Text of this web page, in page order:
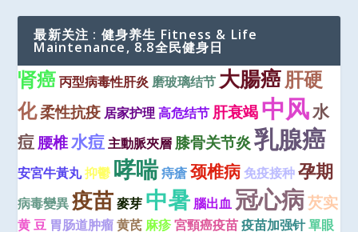
最新关注 : 健身养生 Fitness & Life
Maintenance, 8.8全民健身日
肾癌 丙型病毒性肝炎 磨玻璃结节 大腸癌肝硬
化柔性抗疫 居家护理 高危结节 肝衰竭中风水
痘腰椎水痘 主動脈夾層 膝骨关节炎 乳腺癌
安宮牛黃丸抑鬱 哮喘痔瘡 颈椎病 免疫接种 孕期
病毒變異 疫苗 麥芽 中暑 腦出血 冠心病芡实
黄 豆 胃肠道肿瘤 黄芪 麻疹 宮頸癌疫苗 疫苗加强针單眼